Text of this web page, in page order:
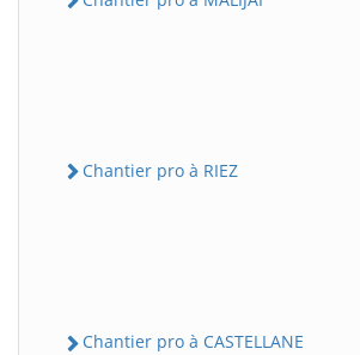
Chantier pro à RIEZ
Chantier pro à CASTELLANE